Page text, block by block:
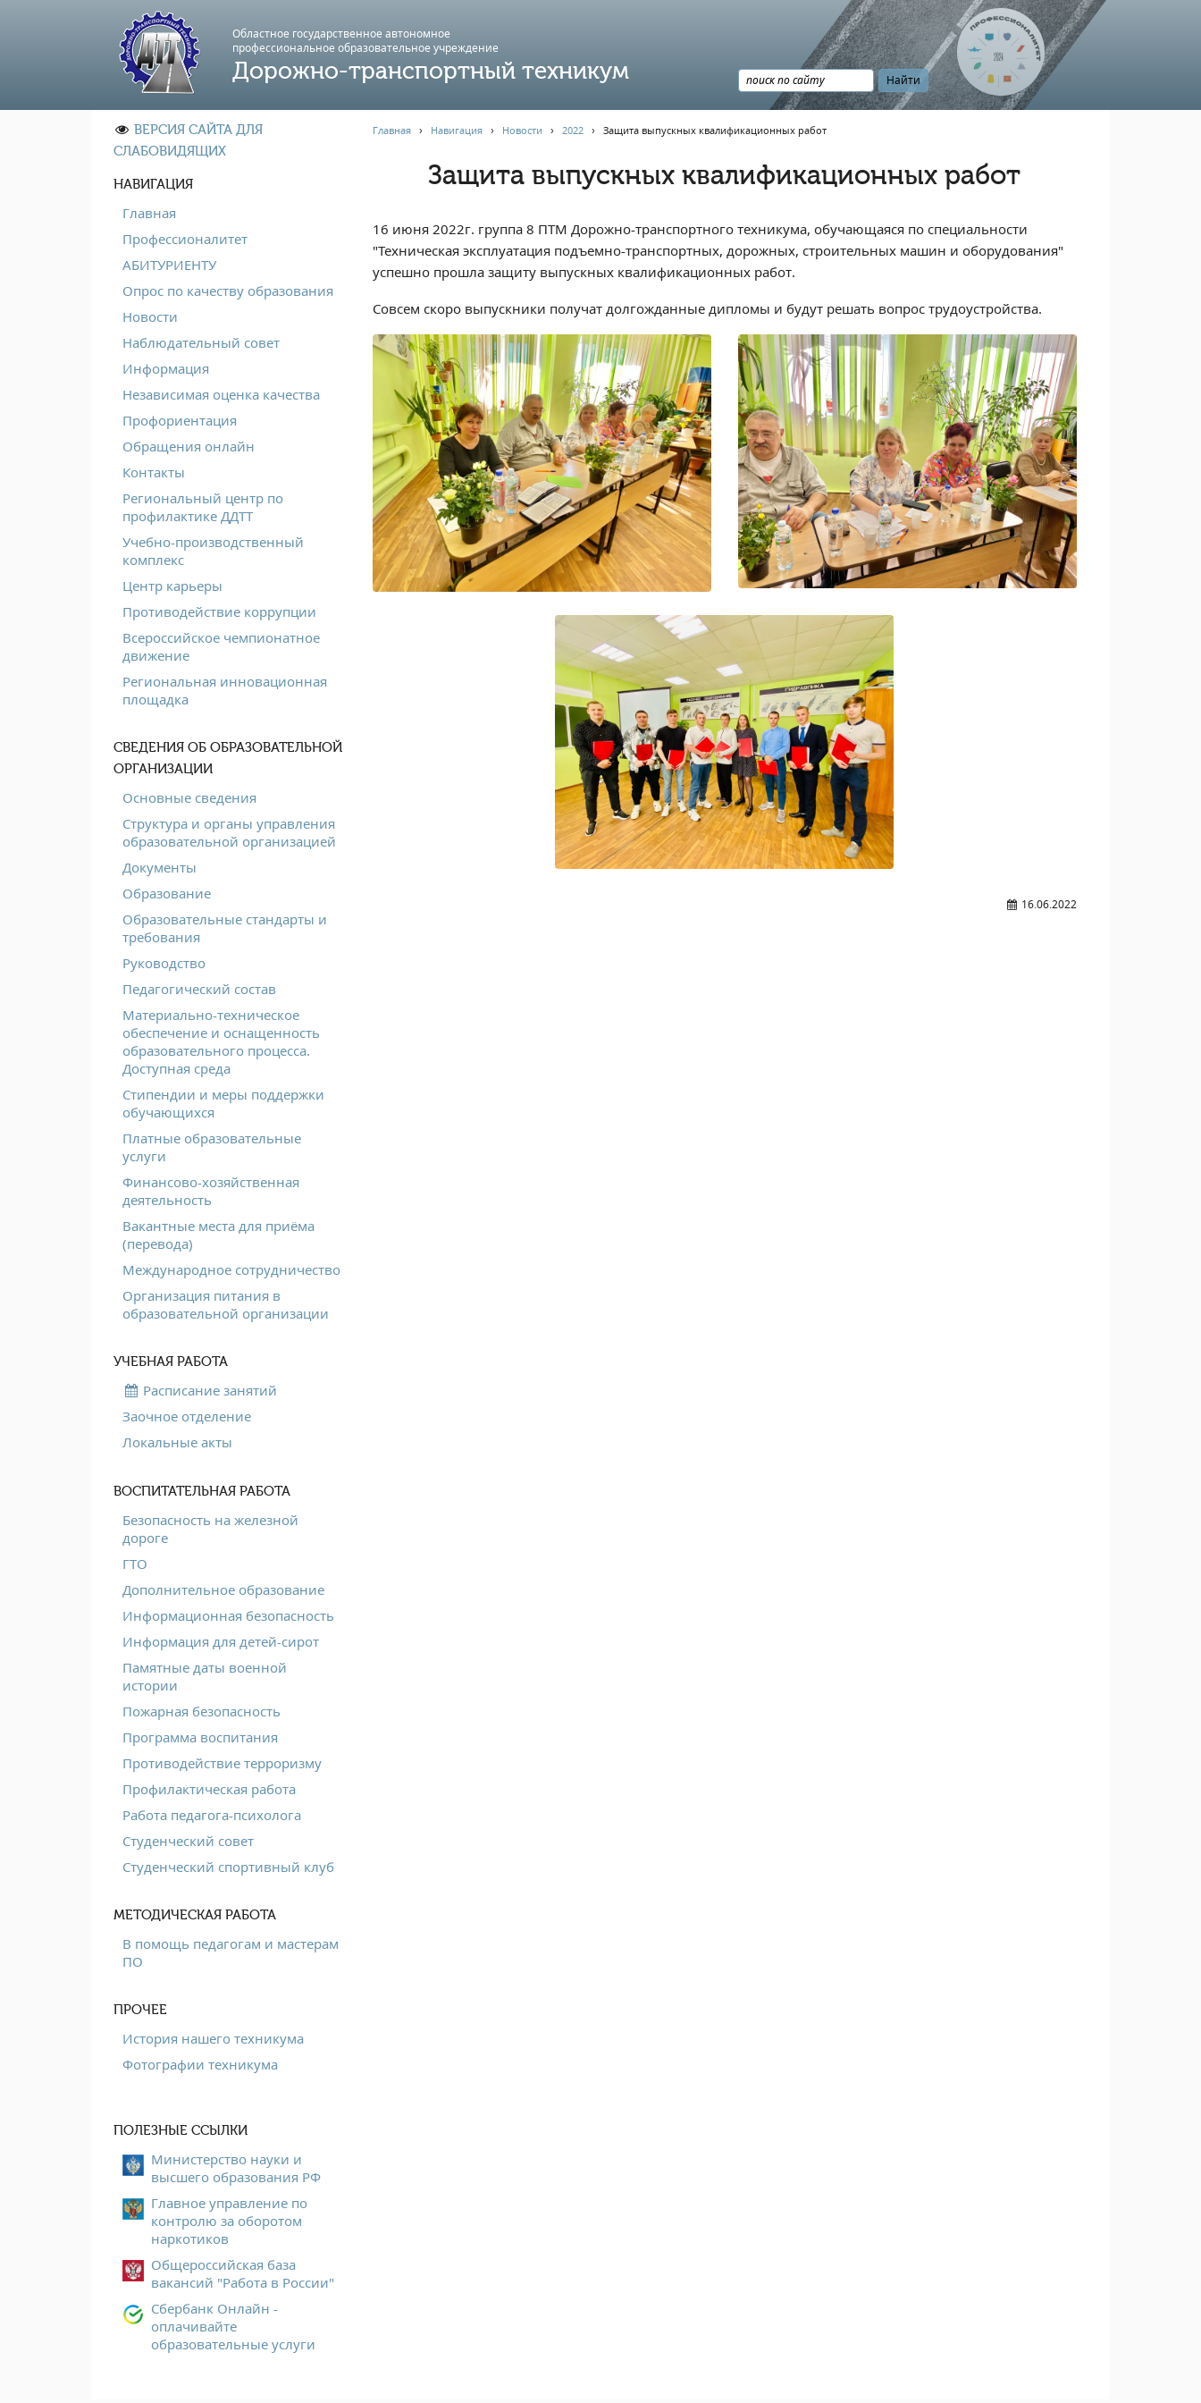
Областное государственное автономное
профессиональноe образовательное учреждение
Дорожно-транспортный техникум
ВЕРСИЯ САЙТА ДЛЯ
СЛАБОВИДЯЩИХ
НАВИГАЦИЯ
Главная
Профессионалитет
АБИТУРИЕНТУ
Опрос по качеству образования
Новости
Наблюдательный совет
Информация
Независимая оценка качества
Профориентация
Обращения онлайн
Контакты
Региональный центр по
профилактике ДДТТ
Учебно-производственный
комплекс
Центр карьеры
Противодействие коррупции
Всероссийское чемпионатное
движение
Региональная инновационная
площадка
СВЕДЕНИЯ ОБ ОБРАЗОВАТЕЛЬНОЙ
ОРГАНИЗАЦИИ
Основные сведения
Структура и органы управления
образовательной организацией
Документы
Образование
Образовательные стандарты и
требования
Руководство
Педагогический состав
Материально-техническое
обеспечение и оснащенность
образовательного процесса.
Доступная среда
Стипендии и меры поддержки
обучающихся
Платные образовательные
услуги
Финансово-хозяйственная
деятельность
Вакантные места для приёма
(перевода)
Международное сотрудничество
Организация питания в
образовательной организации
УЧЕБНАЯ РАБОТА
Расписание занятий
Заочное отделение
Локальные акты
ВОСПИТАТЕЛЬНАЯ РАБОТА
Безопасность на железной
дороге
ГТО
Дополнительное образование
Информационная безопасность
Информация для детей-сирот
Памятные даты военной
истории
Пожарная безопасность
Программа воспитания
Противодействие терроризму
Профилактическая работа
Работа педагога-психолога
Студенческий совет
Студенческий спортивный клуб
МЕТОДИЧЕСКАЯ РАБОТА
В помощь педагогам и мастерам
ПО
ПРОЧЕЕ
История нашего техникума
Фотографии техникума
ПОЛЕЗНЫЕ ССЫЛКИ
Министерство науки и
высшего образования РФ
Главное управление по
контролю за оборотом
наркотиков
Общероссийская база
вакансий "Работа в России"
Сбербанк Онлайн -
оплачивайте
образовательные услуги
Главная› Навигация› Новости › 2022› Защита выпускных квалификационных работ
Защита выпускных квалификационных работ
16 июня 2022г. группа 8 ПТМ Дорожно-транспортного техникума, обучающаяся по специальности
"Техническая эксплуатация подъемно-транспортных, дорожных, строительных машин и оборудования"
успешно прошла защиту выпускных квалификационных работ.
Совсем скоро выпускники получат долгожданные дипломы и будут решать вопрос трудоустройства.
16.06.2022